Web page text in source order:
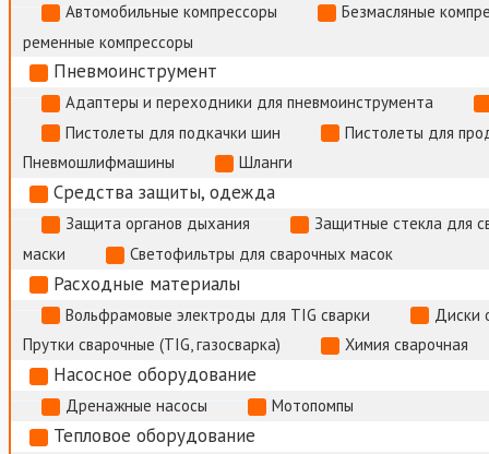
Автомобильные компрессоры
Безмасляные
ременные компрессоры
Пневмоинструмент
Адаптеры и переходники для пневмоинструмента
Пистолеты для подкачки шин
Пистолеты для
Пневмошлифмашины
Шланги
Средства защиты, одежда
Защита органов дыхания
Защитные стекла для
маски
Светофильтры для сварочных масок
Расходные материалы
Вольфрамовые электроды для TIG сварки
Диски
Прутки сварочные (TIG, газосварка)
Химия сварочная
Насосное оборудование
Дренажные насосы Мотопомпы
Тепловое оборудование